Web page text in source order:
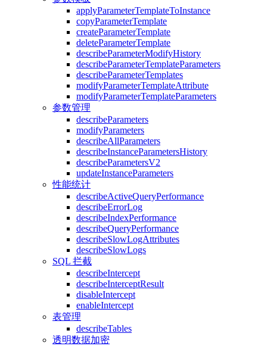
applyParameterTemplateToInstance
copyParameterTemplate
createParameterTemplate
deleteParameterTemplate
describeParameterModifyHistory
describeParameterTemplateParameters
describeParameterTemplates
modifyParameterTemplateAttribute
modifyParameterTemplateParameters
参数管理
describeParameters
modifyParameters
describeAllParameters
describeInstanceParametersHistory
describeParametersV2
updateInstanceParameters
性能统计
describeActiveQueryPerformance
describeErrorLog
describeIndexPerformance
describeQueryPerformance
describeSlowLogAttributes
describeSlowLogs
SQL 拦截
describeIntercept
describeInterceptResult
disableIntercept
enableIntercept
表管理
describeTables
透明数据加密